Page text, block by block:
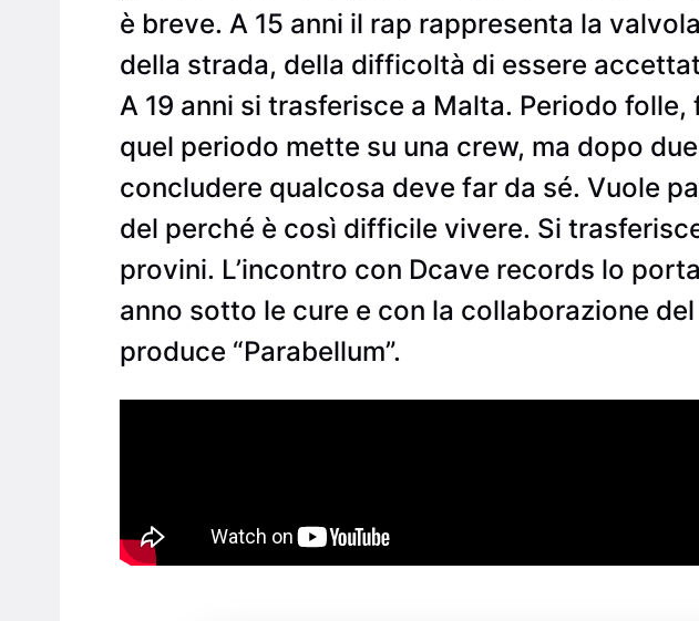
è breve. A 15 anni il rap rappresenta la
della strada, della difficoltà di essere
A 19 anni si trasferisce a Malta. Periodo
quel periodo mette su una crew, ma dopo
concludere qualcosa deve far da sé. Vuole
del perché è così difficile vivere. Si
provini. L’incontro con Dcave records lo
anno sotto le cure e con la collaborazione
produce “Parabellum”.